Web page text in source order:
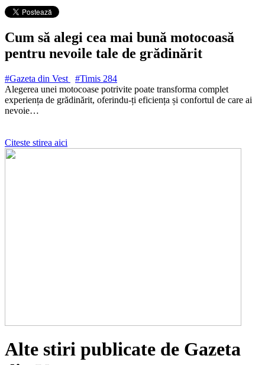
Cum să alegi cea mai bună motocoasă
pentru nevoile tale de grădinărit
#Gazeta din Vest #Timis 284
Alegerea unei motocoase potrivite poate transforma complet
experiența de grădinărit, oferindu-ți eficiența și confortul de care ai
nevoie…
Citeste stirea aici
Alte stiri publicate de Gazeta